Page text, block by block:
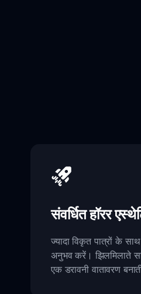
संवर्धित हॉरर
ज्यादा विकृत पात्रों के
अनुभव करें। झिलमिलाते
एक डरावनी वातावरण